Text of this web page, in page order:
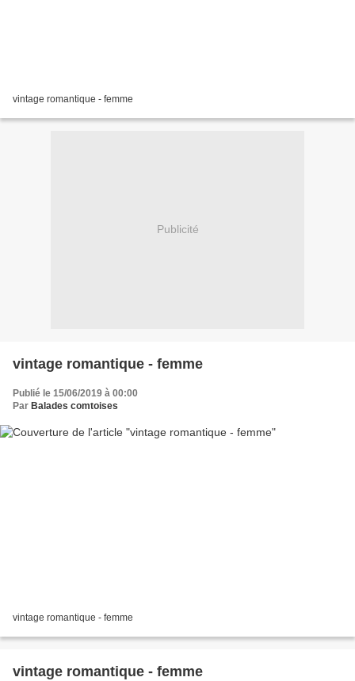
vintage romantique - femme
Publicité
vintage romantique - femme
Publié le 15/06/2019 à 00:00
Par Balades comtoises
vintage romantique - femme
vintage romantique - femme